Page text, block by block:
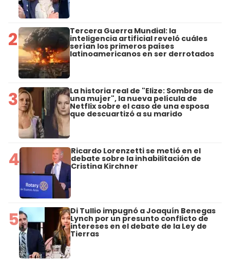
2 Tercera Guerra Mundial: la
inteligencia artificial reveló cuáles
serían los primeros países
latinoamericanos en ser derrotados
3 La historia real de "Elize: Sombras de
una mujer", la nueva película de
Netflix sobre el caso de una esposa
que descuartizó a su marido
4 Ricardo Lorenzetti se metió en el
debate sobre la inhabilitación de
Cristina Kirchner
5 Di Tullio impugnó a Joaquín Benegas
Lynch por un presunto conflicto de
intereses en el debate de la Ley de
Tierras